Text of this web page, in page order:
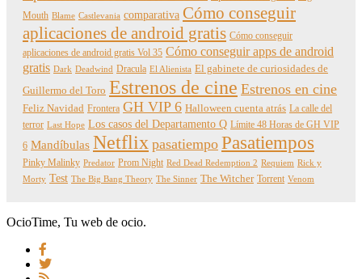
Mouth Blame Castlevania comparativa Cómo conseguir
aplicaciones de android gratis Cómo conseguir
aplicaciones de android gratis Vol 35 Cómo conseguir apps de android
gratis Dark Deadwind Dracula El Alienista El gabinete de curiosidades de
Guillermo del Toro Estrenos de cine Estrenos en cine
Feliz Navidad Frontera GH VIP 6 Halloween cuenta atrás La calle del
terror Last Hope Los casos del Departamento Q Límite 48 Horas de GH VIP
6 Mandíbulas Netflix pasatiempo Pasatiempos
Pinky Malinky Predator Prom Night Red Dead Redemption 2 Requiem Rick y
Morty Test The Big Bang Theory The Sinner The Witcher Torrent Venom
OcioTime, Tu web de ocio.